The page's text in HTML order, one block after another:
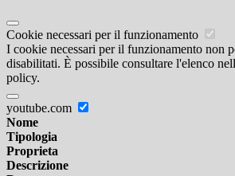
Cookie necessari per il funzionamento
I cookie necessari per il funzionamento non
disabilitati. È possibile consultare l'elenco
policy.
youtube.com
Nome
Tipologia
Proprieta
Descrizione